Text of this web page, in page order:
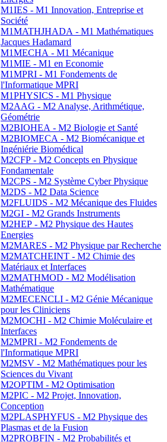
M1IES - M1 Innovation, Entreprise et
Société
M1MATHJHADA - M1 Mathématiques
Jacques Hadamard
M1MECHA - M1 Mécanique
M1MIE - M1 en Economie
M1MPRI - M1 Fondements de
l'Informatique MPRI
M1PHYSICS - M1 Physique
M2AAG - M2 Analyse, Arithmétique,
Géométrie
M2BIOHEA - M2 Biologie et Santé
M2BIOMECA - M2 Biomécanique et
Ingéniérie Biomédical
M2CFP - M2 Concepts en Physique
Fondamentale
M2CPS - M2 Système Cyber Physique
M2DS - M2 Data Science
M2FLUIDS - M2 Mécanique des Fluides
M2GI - M2 Grands Instruments
M2HEP - M2 Physique des Hautes
Energies
M2MARES - M2 Physique par Recherche
M2MATCHEINT - M2 Chimie des
Matériaux et Interfaces
M2MATHMOD - M2 Modélisation
Mathématique
M2MECENCLI - M2 Génie Mécanique
pour les Cliniciens
M2MOCHI - M2 Chimie Moléculaire et
Interfaces
M2MPRI - M2 Fondements de
l'Informatique MPRI
M2MSV - M2 Mathématiques pour les
Sciences du Vivant
M2OPTIM - M2 Optimisation
M2PIC - M2 Projet, Innovation,
Conception
M2PLASPHYFUS - M2 Physique des
Plasmas et de la Fusion
M2PROBFIN - M2 Probabilités et